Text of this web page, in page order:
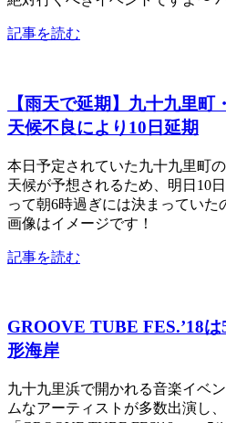
記事を読む
【雨天で延期】九十九里町
天候不良により10日延期
本日予定されていた九十九里町
天候が予想されるため、明日10
って朝6時過ぎには決まってい
画像はイメージです！
記事を読む
GROOVE TUBE FES.’18
形海岸
九十九里浜で開かれる音楽イベ
ムなアーティストが多数出演し